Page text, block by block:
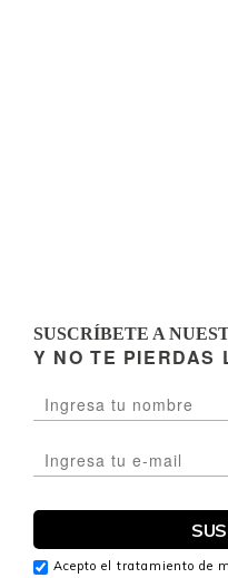
SUSCRÍBETE A
Y NO TE PIERDAS
Acepto el tratamiento de